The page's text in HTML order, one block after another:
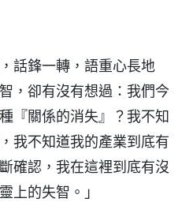
話鋒一轉，語重心長地
，卻有沒有想過：我們今
『關係的消失』？我不知
我不知道我的產業到底有
確認，我在這裡到底有沒
上的失智。」